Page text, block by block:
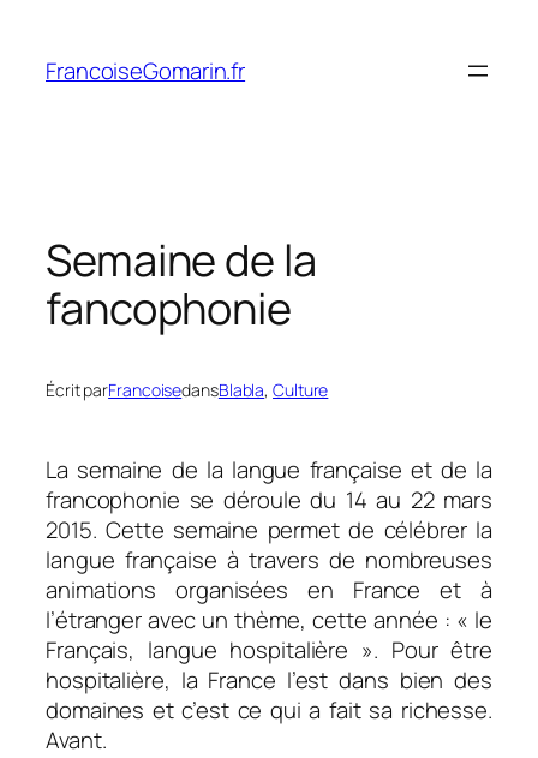
contenu
FrancoiseGomarin.fr
Semaine de la
fancophonie
Écrit parFrancoisedansBlabla, Culture
La semaine de la langue française et de la
francophonie se déroule du 14 au 22 mars
2015. Cette semaine permet de célébrer la
langue française à travers de nombreuses
animations organisées en France et à
l’étranger avec un thème, cette année : « le
Français, langue hospitalière ». Pour être
hospitalière, la France l’est dans bien des
domaines et c’est ce qui a fait sa richesse.
Avant.